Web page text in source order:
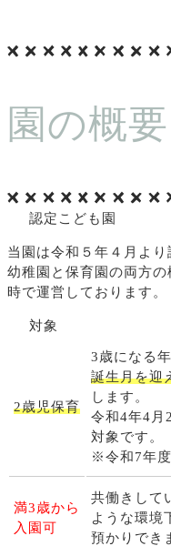
園の概要
認定こども園
当園は令和５年４月より
幼稚園と保育園の両方
時で運営しております。
対象
2歳児保育
3歳になる
誕生月を迎
します。
令和4年4月
対象です。
※令和7年
満3歳から
入園可
共働きして
ような環境
預かりでき